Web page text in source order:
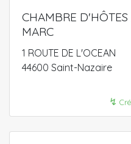
CHAMBRE
MARC
1 ROUTE DE L'OCEAN
44600 Saint-Nazaire
↯